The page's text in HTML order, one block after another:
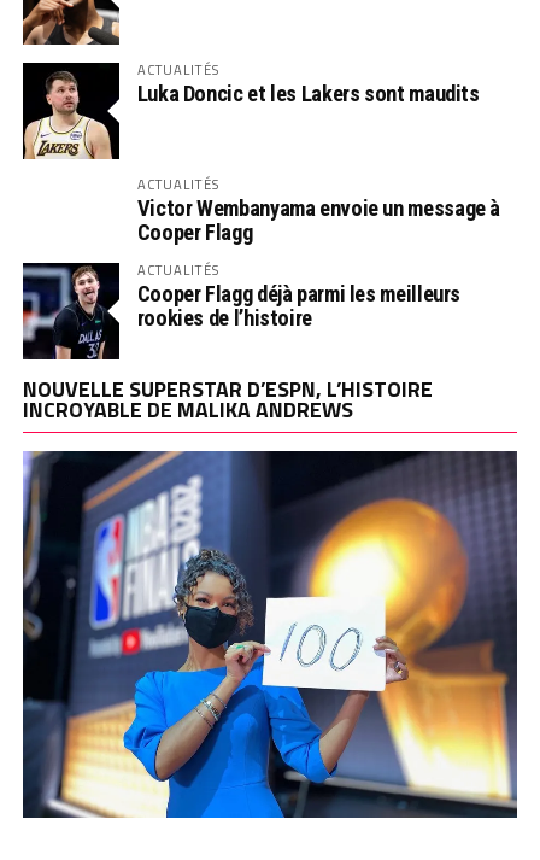
ACTUALITÉS
Luka Doncic et les Lakers sont maudits
ACTUALITÉS
Victor Wembanyama envoie un message à
Cooper Flagg
ACTUALITÉS
Cooper Flagg déjà parmi les meilleurs
rookies de l’histoire
NOUVELLE SUPERSTAR D’ESPN, L’HISTOIRE
INCROYABLE DE MALIKA ANDREWS